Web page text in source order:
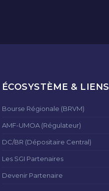
ÉCOSYSTÈME & LIENS
Bourse Régionale (BRVM)
AMF-UMOA (Régulateur)
DC/BR (Dépositaire Central)
Les SGI Partenaires
Devenir Partenaire